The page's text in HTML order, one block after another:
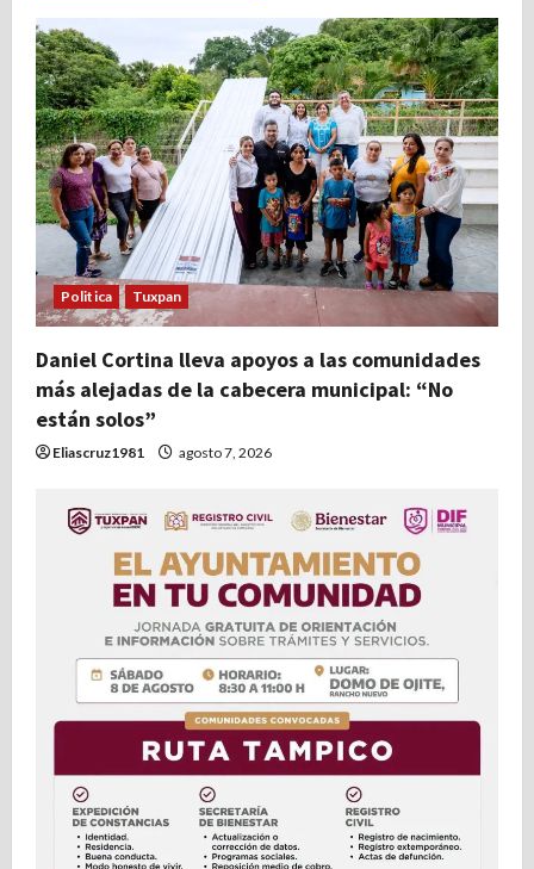
Politica Tuxpan
Daniel Cortina lleva apoyos a las comunidades
más alejadas de la cabecera municipal: “No
están solos”
Eliascruz1981 agosto 7, 2026